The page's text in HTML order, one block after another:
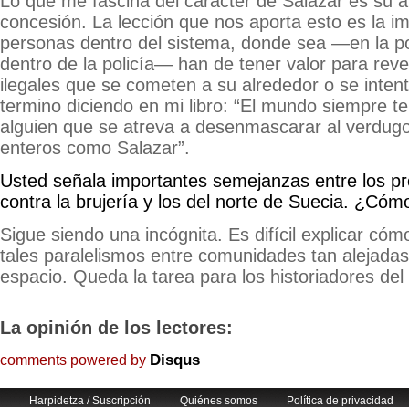
concesión. La lección que nos aporta esto es la
personas dentro del sistema, donde sea —en la
dentro de la policía— han de tener valor para
ilegales que se cometen a su alrededor o se
termino diciendo en mi libro: “El mundo siempre
alguien que se atreva a desenmascarar al
enteros como Salazar”.
Usted señala importantes semejanzas entre los
contra la brujería y los del norte de Suecia.
Sigue siendo una incógnita. Es difícil explicar
tales paralelismos entre comunidades tan
espacio. Queda la tarea para los historiadores
La opinión de los lectores:
comments powered by Disqus
Harpidetza / Suscripción Quiénes somos Política de privacidad